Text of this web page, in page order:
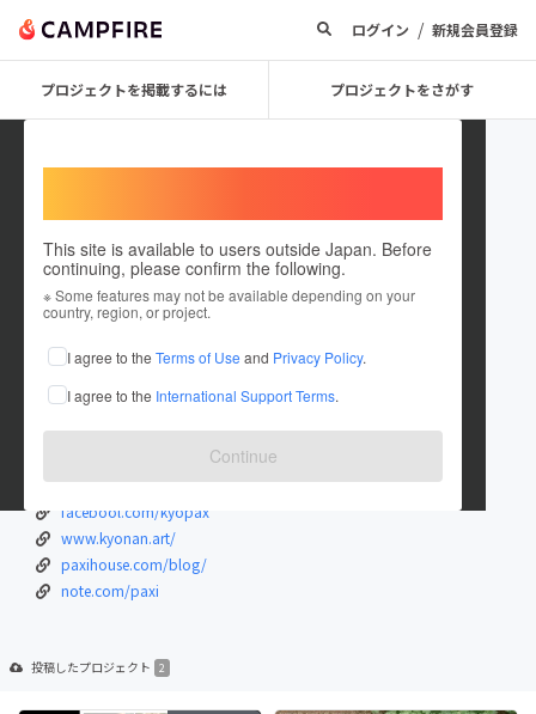
ログイン / 新規会員登録
プロジェクトを掲載するには プロジェクトをさがす
This site is available to users outside Japan. Before
continuing, please confirm the following.
※ Some features may not be available depending on your
country, region, or project.
I agree to the Terms of Use and Privacy Policy.
I agree to the International Support Terms.
Continue
Kyo Satani
これまでに24回支援して2件のプロジェクトを投稿しています
在住国：日本 現在地：東京都
出身国：日本 出身地：神奈川県
facebool.com/kyopax
www.kyonan.art/
paxihouse.com/blog/
note.com/paxi
投稿したプロジェクト 2